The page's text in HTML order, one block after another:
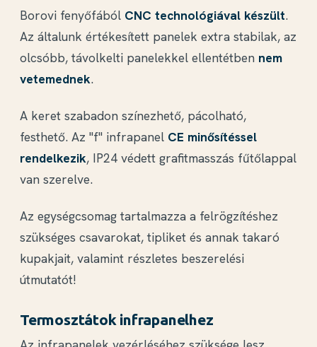
Borovi fenyőfából CNC technológiával készült.
Az általunk értékesített panelek extra stabilak, az
olcsóbb, távolkelti panelekkel ellentétben nem
vetemednek.
A keret szabadon színezhető, pácolható,
festhető. Az "f" infrapanel CE minősítéssel
rendelkezik, IP24 védett grafitmasszás fűtőlappal
van szerelve.
Az egységcsomag tartalmazza a felrögzítéshez
szükséges csavarokat, tipliket és annak takaró
kupakjait, valamint részletes beszerelési
útmutatót!
Termosztátok infrapanelhez